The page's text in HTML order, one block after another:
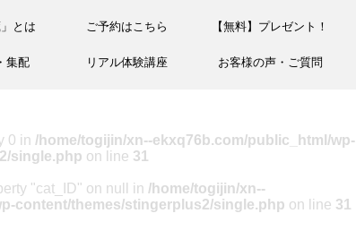
とは ご予約はこちら 【無料】プレゼント！
集配 リアル体験講座 お客様の声・ご質問
0 in /home/togijin/xn--ekxq76b.com/public_html/wp-
single.php on line 31
"cat_ID" on null in /home/togijin/xn--
content/themes/stingerplus2/single.php on line 31